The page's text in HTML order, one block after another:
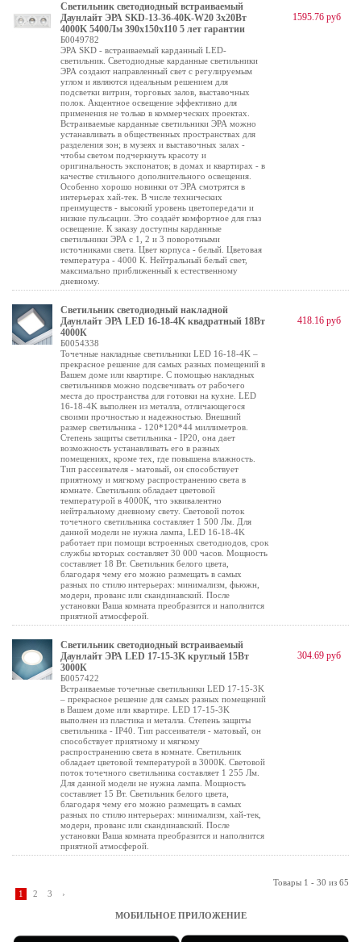
Светильник светодиодный встраиваемый
Даунлайт ЭРА SKD-13-36-40K-W20 3х20Вт
4000K 5400Лм 390х150х110 5 лет гарантии
Б0049782
ЭРА SKD - встраиваемый карданный LED-
светильник. Светодиодные карданные светильники
ЭРА создают направленный свет с регулируемым
углом и являются идеальным решением для
подсветки витрин, торговых залов, выставочных
полок. Акцентное освещение эффективно для
применения не только в коммерческих проектах.
Встраиваемые карданные светильники ЭРА можно
устанавливать в общественных пространствах для
разделения зон; в музеях и выставочных залах -
чтобы светом подчеркнуть красоту и
оригинальность экспонатов; в домах и квартирах - в
качестве стильного дополнительного освещения.
Особенно хорошо новинки от ЭРА смотрятся в
интерьерах хай-тек. В числе технических
преимуществ - высокий уровень цветопередачи и
низкие пульсации. Это создаёт комфортное для глаз
освещение. К заказу доступны карданные
светильники ЭРА с 1, 2 и 3 поворотными
источниками света. Цвет корпуса - белый. Цветовая
температура - 4000 К. Нейтральный белый свет,
максимально приближенный к естественному
дневному.
1595.76 руб
Светильник светодиодный накладной
Даунлайт ЭРА LED 16-18-4K квадратный 18Вт
4000К
Б0054338
Точечные накладные светильники LED 16-18-4K –
прекрасное решение для самых разных помещений в
Вашем доме или квартире. С помощью накладных
светильников можно подсвечивать от рабочего
места до пространства для готовки на кухне. LED
16-18-4K выполнен из металла, отличающегося
своими прочностью и надежностью. Внешний
размер светильника - 120*120*44 миллиметров.
Степень защиты светильника - IP20, она дает
возможность устанавливать его в разных
помещениях, кроме тех, где повышена влажность.
Тип рассеивателя - матовый, он способствует
приятному и мягкому распространению света в
комнате. Светильник обладает цветовой
температурой в 4000К, что эквивалентно
нейтральному дневному свету. Световой поток
точечного светильника составляет 1 500 Лм. Для
данной модели не нужна лампа, LED 16-18-4K
работает при помощи встроенных светодиодов, срок
службы которых составляет 30 000 часов. Мощность
составляет 18 Вт. Светильник белого цвета,
благодаря чему его можно размещать в самых
разных по стилю интерьерах: минимализм, фьюжн,
модерн, прованс или скандинавский. После
установки Ваша комната преобразится и наполнится
приятной атмосферой.
418.16 руб
Светильник светодиодный встраиваемый
Даунлайт ЭРА LED 17-15-3K круглый 15Вт
3000К
Б0057422
Встраиваемые точечные светильники LED 17-15-3K
– прекрасное решение для самых разных помещений
в Вашем доме или квартире. LED 17-15-3K
выполнен из пластика и металла. Степень защиты
светильника - IP40. Тип рассеивателя - матовый, он
способствует приятному и мягкому
распространению света в комнате. Светильник
обладает цветовой температурой в 3000К. Световой
поток точечного светильника составляет 1 255 Лм.
Для данной модели не нужна лампа. Мощность
составляет 15 Вт. Светильник белого цвета,
благодаря чему его можно размещать в самых
разных по стилю интерьерах: минимализм, хай-тек,
модерн, прованс или скандинавский. После
установки Ваша комната преобразится и наполнится
приятной атмосферой.
304.69 руб
Товары 1 - 30 из 65
1
2 3 ›
МОБИЛЬНОЕ ПРИЛОЖЕНИЕ